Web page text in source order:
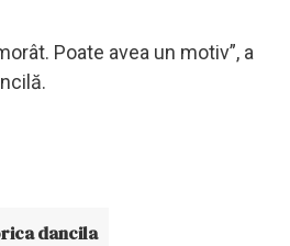
Poate avea un motiv”, a
dancila